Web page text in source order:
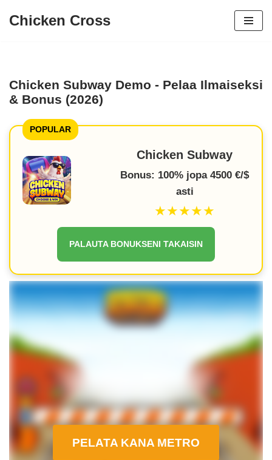
Chicken Cross
Chicken Subway Demo - Pelaa Ilmaiseksi
& Bonus (2026)
POPULAR
Chicken Subway
Bonus: 100% jopa 4500 €/$
asti
★★★★★
PALAUTA BONUKSENI TAKAISIN
PELATA KANA METRO